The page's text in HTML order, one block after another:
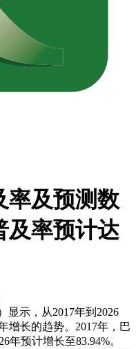
率及预测数
及率预计达
显示，从2017年到2026
增长的趋势。2017年，巴
年预计增长至83.94%。